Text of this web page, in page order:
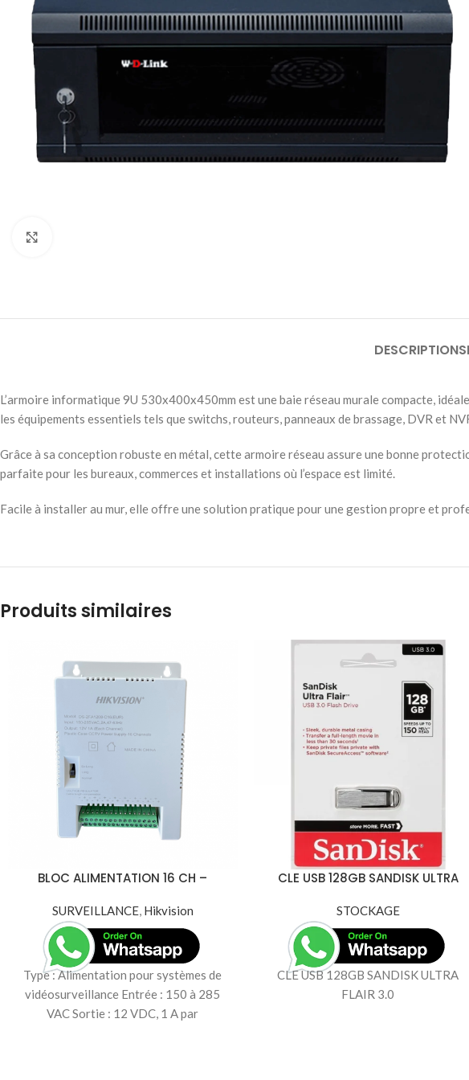
DESCRIPTION
L’armoire informatique 9U 530x400x450mm est une baie réseau murale compacte,
les équipements essentiels tels que switchs, routeurs, panneaux de brassage, DVR et
Grâce à sa conception robuste en métal, cette armoire réseau assure une bonne
parfaite pour les bureaux, commerces et installations où l’espace est limité.
Facile à installer au mur, elle offre une solution pratique pour une gestion propre et
Produits similaires
BLOC ALIMENTATION 16 CH –
2FA1208-C16 – 16 Canaux 12V
SURVEILLANCE, Hikvision
Type : Alimentation pour systèmes de
vidéosurveillance Entrée : 150 à 285
VAC Sortie : 12 VDC, 1 A par
CLE USB 128GB SANDISK ULTRA
STOCKAGE
CLE USB 128GB SANDISK ULTRA
FLAIR 3.0